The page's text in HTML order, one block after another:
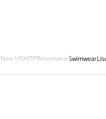
New InSHOPResortwearSwimwear